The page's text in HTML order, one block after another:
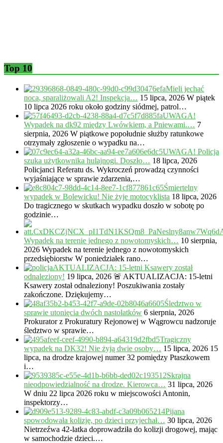
Top 10
Mieli jechać
nocą, sparaliżowali A2! Inspekcja… 15 lipca, 2026 W piątek
10 lipca 2026 roku około godziny siódmej, patrol…
UWAGA!
Wypadek na dk92 między Lwówkiem, a Pniewami.… 7
sierpnia, 2026 W piątkowe popołudnie służby ratunkowe
otrzymały zgłoszenie o wypadku na…
UWAGA! Policja
szuka użytkownika hulajnogi. Doszło… 18 lipca, 2026
Policjanci Referatu ds. Wykroczeń prowadzą czynności
wyjaśniające w sprawie zdarzenia,…
Śmiertelny
wypadek w Bolewicku! Nie żyje motocyklista 18 lipca, 2026
Do tragicznego w skutkach wypadku doszło w sobotę po
godzinie…
Wypadek na terenie jednego z nowotomyskich… 10 sierpnia,
2026 Wypadek na terenie jednego z nowotomyskich
przedsiębiorstw W poniedziałek rano…
AKTUALIZACJA: 15-letni Ksawery został
odnaleziony! 19 lipca, 2026 🚨 AKTUALIZACJA: 15-letni
Ksawery został odnaleziony! Poszukiwania zostały
zakończone. Dziękujemy…
Śledztwo w
sprawie utonięcia dwóch nastolatków 6 sierpnia, 2026
Prokurator z Prokuratury Rejonowej w Wągrowcu nadzoruje
śledztwo w sprawie…
Tragiczny
wypadek na DK32! Nie żyją dwie osoby… 15 lipca, 2026 15
lipca, na drodze krajowej numer 32 pomiędzy Ptaszkowem
i…
Skrajna
nieodpowiedzialność na drodze. Kierowca… 31 lipca, 2026
W dniu 22 lipca 2026 roku w miejscowości Antonin,
inspektorzy…
Pijana
spowodowała kolizję, po dzieci przyjechał… 30 lipca, 2026
Nietrzeźwa 42-latka doprowadziła do kolizji drogowej, mając
w samochodzie dzieci.…